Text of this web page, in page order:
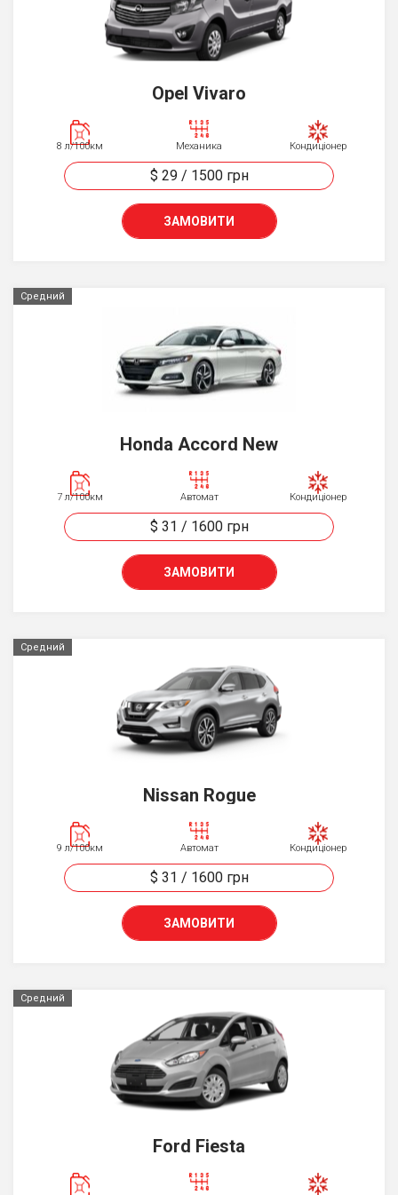
Opel Vivaro
8 л/100км Механика Кондиціонер
$ 29/ 1500 грн
ЗАМОВИТИ
Средний
Honda Accord New
7 л/100км Автомат Кондиціонер
$ 31 / 1600 грн
ЗАМОВИТИ
Средний
Nissan Rogue
9 л/100км Автомат Кондиціонер
$ 31 / 1600 грн
ЗАМОВИТИ
Средний
Ford Fiesta